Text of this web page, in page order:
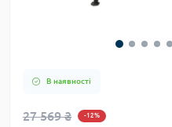
В наявності
27 569 ₴ -12%